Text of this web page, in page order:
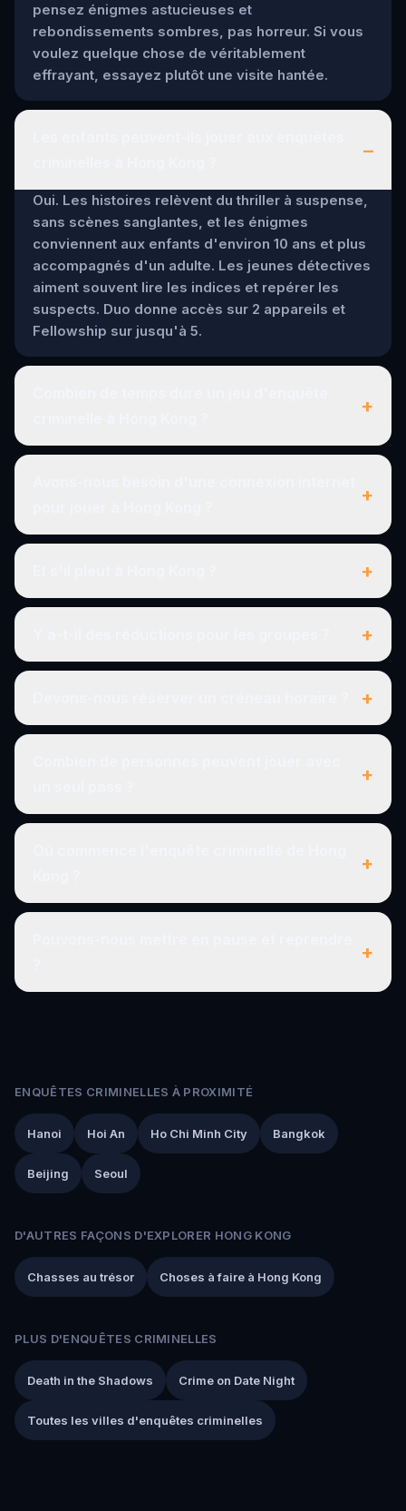
pensez énigmes astucieuses et
rebondissements sombres, pas horreur. Si vous
voulez quelque chose de véritablement
effrayant, essayez plutôt une visite hantée.
–
Oui. Les histoires relèvent du thriller à suspense,
sans scènes sanglantes, et les énigmes
conviennent aux enfants d'environ 10 ans et plus
accompagnés d'un adulte. Les jeunes détectives
aiment souvent lire les indices et repérer les
suspects. Duo donne accès sur 2 appareils et
Fellowship sur jusqu'à 5.
+
+
+
+
+
+
+
+
ENQUÊTES CRIMINELLES À PROXIMITÉ
Hanoi Hoi An Ho Chi Minh City Bangkok
Beijing Seoul
D'AUTRES FAÇONS D'EXPLORER HONG KONG
Chasses au trésor Choses à faire à Hong Kong
PLUS D'ENQUÊTES CRIMINELLES
Death in the Shadows Crime on Date Night
Toutes les villes d'enquêtes criminelles